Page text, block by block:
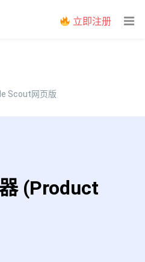
立即注册
Scout网页版
(Product